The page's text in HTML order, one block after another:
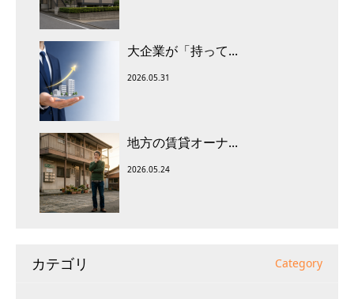
大企業が「持って...
2026.05.31
地方の賃貸オーナ...
2026.05.24
カテゴリ Category